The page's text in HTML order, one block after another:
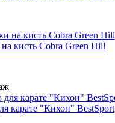
кисть Cobra Green Hill
карате "Кихон" BestSport